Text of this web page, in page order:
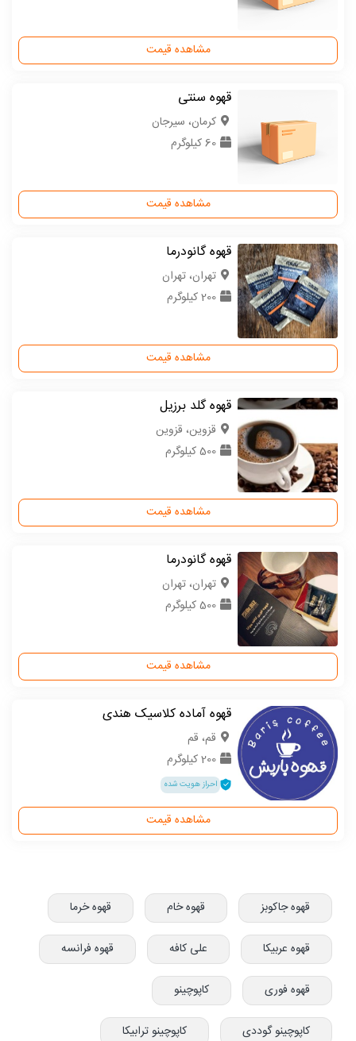
مشاهده قیمت
قهوه سنتی
كرمان، سیرجان
60 کیلوگرم
مشاهده قیمت
قهوه گانودرما
تهران، تهران
200 کیلوگرم
مشاهده قیمت
قهوه گلد برزیل
قزوین، قزوین
500 کیلوگرم
مشاهده قیمت
قهوه گانودرما
تهران، تهران
500 کیلوگرم
مشاهده قیمت
قهوه آماده کلاسیک هندی
قم، قم
200 کیلوگرم
احراز هویت شده
مشاهده قیمت
قهوه جاکوبز قهوه خام قهوه خرما
قهوه عربیکا علی کافه قهوه فرانسه
قهوه فوری کاپوچینو
کاپوچینو گوددی کاپوچینو ترابیکا